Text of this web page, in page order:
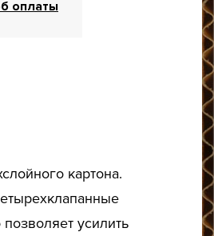
оплаты
картона.
усилить